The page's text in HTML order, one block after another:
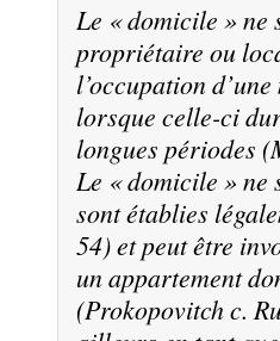
Le « domicile » ne
propriétaire ou
l’occupation
lorsque celle-ci
longues périodes (
Le « domicile » ne
sont établies
54) et peut être
un appartement
(Prokopovitch c.